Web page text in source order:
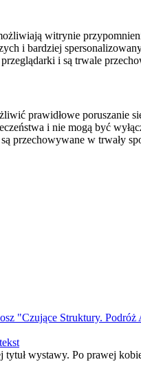
witrynie
i bardziej
i są trwale
prawidłowe poruszanie
i nie mogą być
przechowywane w trwały
"Czujące Struktury. Podróż